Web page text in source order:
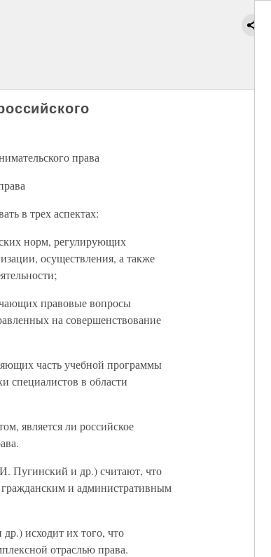
права
в трех аспектах:
норм, регулирующих
осуществления, а также
правовые вопросы
на совершенствование
часть учебной программы
специалистов в области
является ли российское
Пугинский и др.) считают, что
и административным
исходит их того, что
отраслью права.